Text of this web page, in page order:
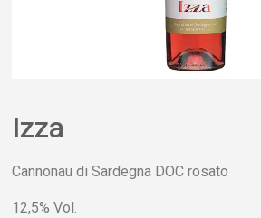
Izza
Cannonau di Sardegna DOC rosato
12,5% Vol.